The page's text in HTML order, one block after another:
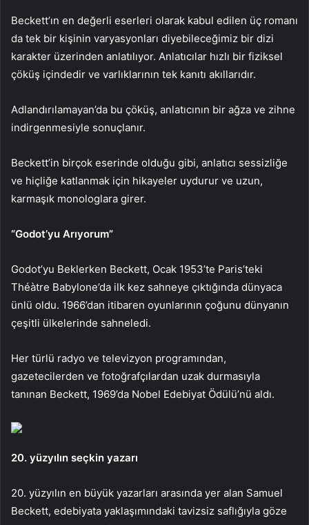
Beckett’ın en değerli eserleri olarak kabul edilen üç romanı
da tek bir kişinin varyasyonları diyebileceğimiz bir dizi
karakter üzerinden anlatılıyor. Anlatıcılar hızlı bir fiziksel
çöküş içindedir ve varlıklarının tek kanıtı akıllarıdır.
Adlandırılamayan’da bu çöküş, anlatıcının bir ağza ve zihne
indirgenmesiyle sonuçlanır.
Beckett’in birçok eserinde olduğu gibi, anlatıcı sessizliğe
ve hiçliğe katlanmak için hikayeler uydurur ve uzun,
karmaşık monologlara girer.
“Godot’yu Arıyorum”
Godot’yu Beklerken Beckett, Ocak 1953’te Paris’teki
Théàtre Babylone’da ilk kez sahneye çıktığında dünyaca
ünlü oldu. 1966’dan itibaren oyunlarının çoğunu dünyanın
çeşitli ülkelerinde sahneledi.
Her türlü radyo ve televizyon programından,
gazetecilerden ve fotoğrafçılardan uzak durmasıyla
tanınan Beckett, 1969’da Nobel Edebiyat Ödülü’nü aldı.
20. yüzyılın seçkin yazarı
20. yüzyılın en büyük yazarları arasında yer alan Samuel
Beckett, edebiyata yaklaşımındaki tavizsiz saflığıyla göze